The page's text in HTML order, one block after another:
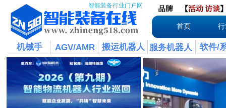
智能装备行业门户网 品牌 【活动访谈
首页
机械手 软件/
搬运机器人 服务机器人
AGV/AMR